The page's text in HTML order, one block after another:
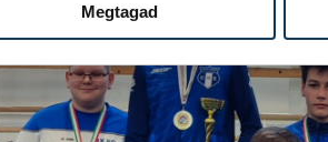
Megtagad